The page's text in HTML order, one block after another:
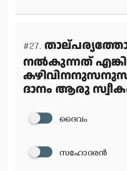
#27.
നല്‍കുന്നത്
ദാനം ആരു
ദൈവം
സഹോദരന്‍